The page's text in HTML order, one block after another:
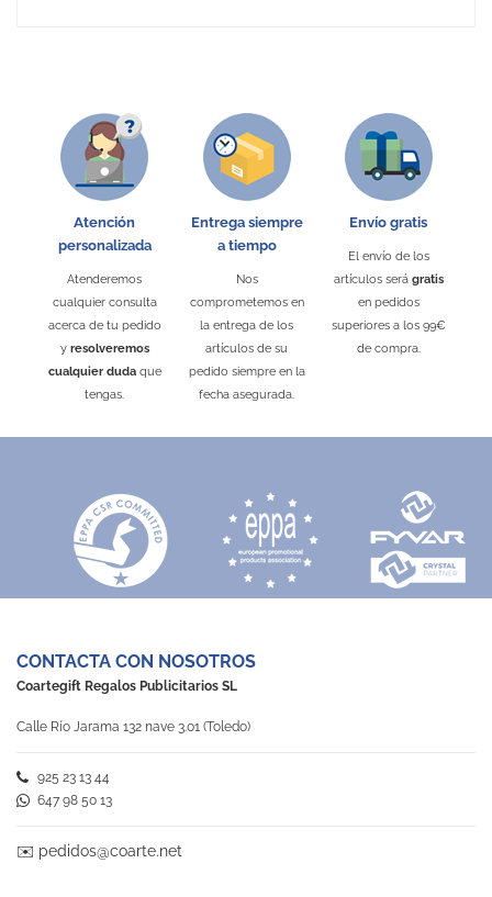
Atención
personalizada
Atenderemos
cualquier consulta
acerca de tu pedido
y resolveremos
cualquier dudaque
tengas.
Entrega siempre
a tiempo
Nos
comprometemos en
la entrega de los
artículos de su
pedido siempre en la
fecha asegurada.
Envío gratis
El envío de los
artículos será gratis
en pedidos
superiores a los 99€
de compra.
CONTACTA CON NOSOTROS
Coartegift Regalos Publicitarios SL
Calle Río Jarama 132 nave 3.01 (Toledo)
925 23 13 44
647 98 50 13
✉️ pedidos@coarte.net